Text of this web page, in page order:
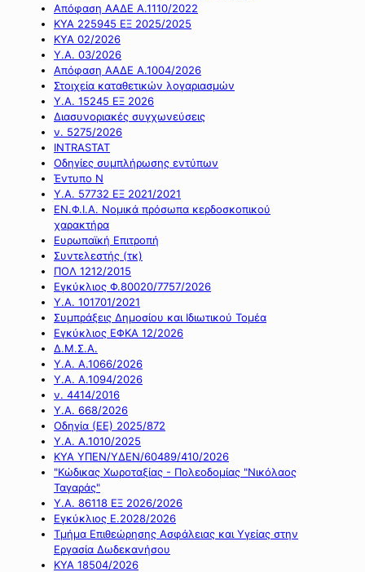
Απόφαση ΑΑΔΕ Α.1110/2022
ΚΥΑ 225945 ΕΞ 2025/2025
ΚΥΑ 02/2026
Υ.Α. 03/2026
Απόφαση ΑΑΔΕ Α.1004/2026
Στοιχεία καταθετικών λογαριασμών
Υ.Α. 15245 ΕΞ 2026
Διασυνοριακές συγχωνεύσεις
ν. 5275/2026
INTRASTAT
Οδηγίες συμπλήρωσης εντύπων
Έντυπο Ν
Υ.Α. 57732 ΕΞ 2021/2021
ΕΝ.Φ.Ι.Α. Νομικά πρόσωπα κερδοσκοπικού
χαρακτήρα
Ευρωπαϊκή Επιτροπή
Συντελεστής (τκ)
ΠΟΛ 1212/2015
Εγκύκλιος Φ.80020/7757/2026
Υ.Α. 101701/2021
Συμπράξεις Δημοσίου και Ιδιωτικού Τομέα
Εγκύκλιος ΕΦΚΑ 12/2026
Δ.Μ.Σ.Α.
Υ.Α. Α.1066/2026
Υ.Α. Α.1094/2026
ν. 4414/2016
Y.A. 668/2026
Οδηγία (ΕΕ) 2025/872
Υ.Α. Α.1010/2025
ΚΥΑ ΥΠΕΝ/ΥΔΕΝ/60489/410/2026
"Κώδικας Χωροταξίας - Πολεοδομίας "Νικόλαος
Ταγαράς"
Υ.Α. 86118 ΕΞ 2026/2026
Εγκύκλιος Ε.2028/2026
Τμήμα Επιθεώρησης Ασφάλειας και Υγείας στην
Εργασία Δωδεκανήσου
ΚΥΑ 18504/2026